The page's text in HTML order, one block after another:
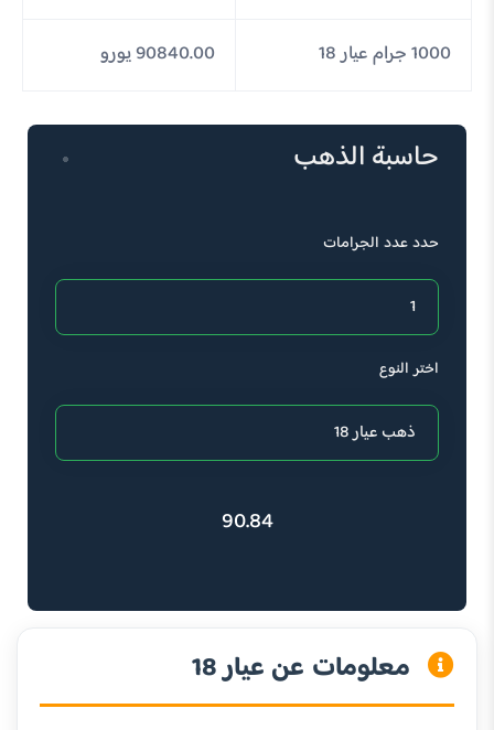
1000 جرام عيار 18 90840.00 يورو
حاسبة الذهب
حدد عدد الجرامات
اختر النوع
90.84
معلومات عن عيار 18